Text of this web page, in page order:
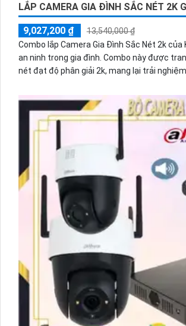
LẮP CAMERA GIA ĐÌNH SẮC NÉT 2K
9,027,200 ₫
13,540,000 ₫
Combo lắp Camera Gia Đình Sắc Nét 2k
an ninh trong gia đình. Combo này được trang bị khả năng thu âm chất lượng cao và hình ảnh sắc
nét đạt độ phân giải 2k, mang lại trải